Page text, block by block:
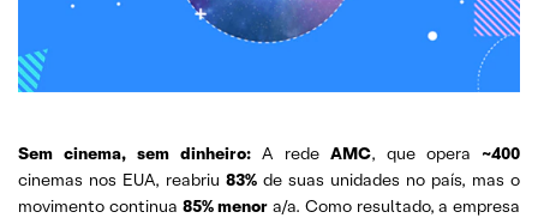
Sem cinema, sem dinheiro:A rede AMC, que opera ~400
cinemas nos EUA, reabriu 83% de suas unidades no país, mas o
movimento continua 85% menor a/a. Como resultado, a empresa